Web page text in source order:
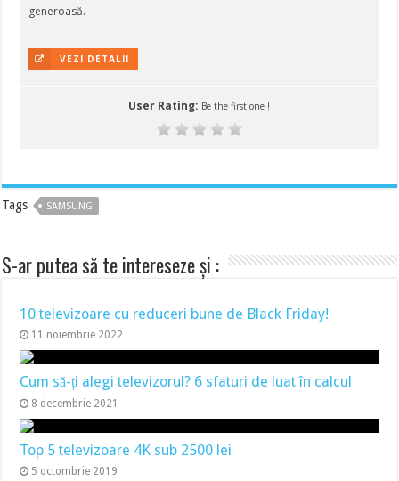
generoasă.
VEZI DETALII
User Rating: Be the first one !
Tags SAMSUNG
S-ar putea să te intereseze și :
10 televizoare cu reduceri bune de Black Friday!
11 noiembrie 2022
Cum să-ți alegi televizorul? 6 sfaturi de luat în calcul
8 decembrie 2021
Top 5 televizoare 4K sub 2500 lei
5 octombrie 2019